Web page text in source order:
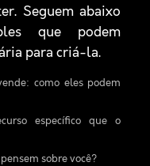
Seguem abaixo
que podem
para criá-la.
como eles podem
específico que o
sobre você?